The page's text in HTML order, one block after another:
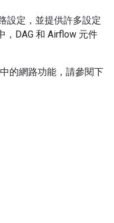
設定，並提供許多設定
，DAG 和 Airflow 元件
的網路功能，請參閱下